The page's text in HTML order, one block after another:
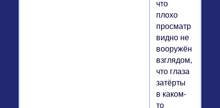
что
плохо
просматривается
видно не
вооружённым
взглядом,
что глаза
затёрты
в каком-
то